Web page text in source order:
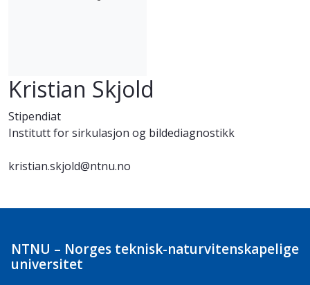
Kristian Skjold
Stipendiat
Institutt for sirkulasjon og bildediagnostikk
kristian.skjold@ntnu.no
NTNU – Norges teknisk-naturvitenskapelige
universitet